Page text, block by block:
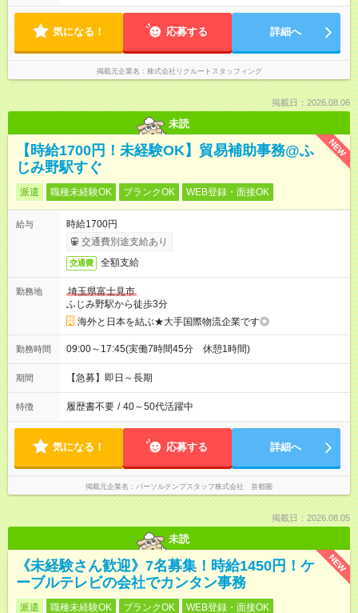
気になる！ 応募する 詳細へ
掲載元企業名 株式会社リクルートスタッフィング
掲載日：2026.08.06
未読
NEW
【時給1700円！未経験OK】貿易補助事務@ふ
じみ野駅すぐ
派遣 職種未経験OK ブランクOK WEB登録・面接OK
給与
時給1700円
交通費別途支給あり
交通費 全額支給
勤務地
埼玉県富士見市
ふじみ野駅から徒歩3分
海外と日本を結ぶ★大手国際物流企業です◎
勤務時間 09:00～17:45(実働7時間45分 休憩1時間)
期間 【急募】即日～長期
特徴 履歴書不要 / 40～50代活躍中
気になる！ 応募する 詳細へ
掲載元企業名 パーソルテンプスタッフ株式会社 首都圏
掲載日：2026.08.05
未読
NEW
《未経験さん歓迎》7名募集！時給1450円！ケ
ーブルテレビの会社でカンタン事務
派遣 職種未経験OK ブランクOK WEB登録・面接OK